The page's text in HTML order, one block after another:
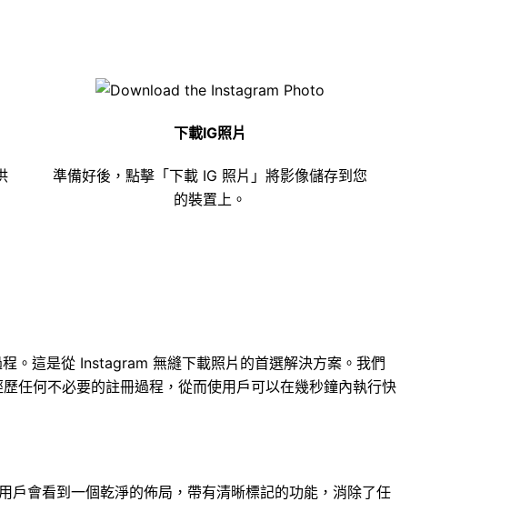
下載IG照片
準備好後，點擊「下載 IG 照片」將影像儲存到您
的裝置上。
。這是從 Instagram 無縫下載照片的首選解決方案。我們
任何不必要的註冊過程，從而使用戶可以在幾秒鐘內執行快
會看到一個乾淨的佈局，帶有清晰標記的功能，消除了任